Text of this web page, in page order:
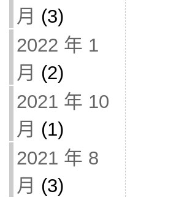
月 (3)
2022 年 1
月 (2)
2021 年 10
月 (1)
2021 年 8
月 (3)